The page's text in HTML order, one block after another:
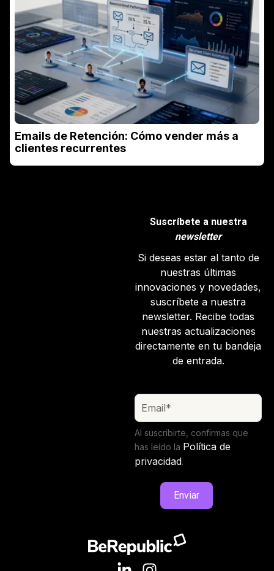
Emails de Retención: Cómo vender más a
clientes recurrentes
Suscríbete a nuestra
newsletter
Si deseas estar al tanto de
nuestras últimas
innovaciones y novedades,
suscríbete a nuestra
newsletter. Recibe todas
nuestras actualizaciones
directamente en tu bandeja
de entrada.
Al suscribirte, confirmas que
has leído la Política de
privacidad.